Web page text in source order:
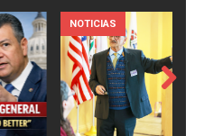
NOTICIAS
Next